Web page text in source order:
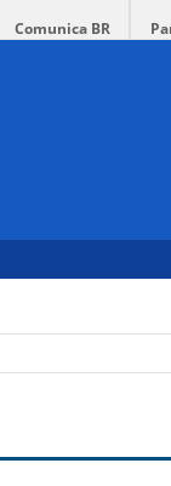
Comunica BR